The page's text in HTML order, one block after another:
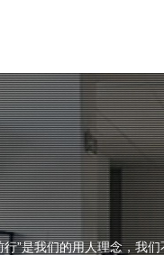
”是我们的用人理念，我